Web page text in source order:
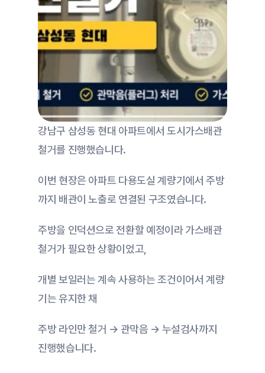
강남구 삼성동 현대 아파트에서 도시가스배관
철거를 진행했습니다.
이번 현장은 아파트 다용도실 계량기에서 주방
까지 배관이 노출로 연결된 구조였습니다.
주방을 인덕션으로 전환할 예정이라 가스배관
철거가 필요한 상황이었고,
개별 보일러는 계속 사용하는 조건이어서 계량
기는 유지한 채
주방 라인만 철거 → 관막음 → 누설검사까지
진행했습니다.